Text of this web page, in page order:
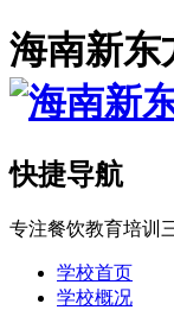
海南新东
快捷导航
专注餐饮教育培训
学校首页
学校概况